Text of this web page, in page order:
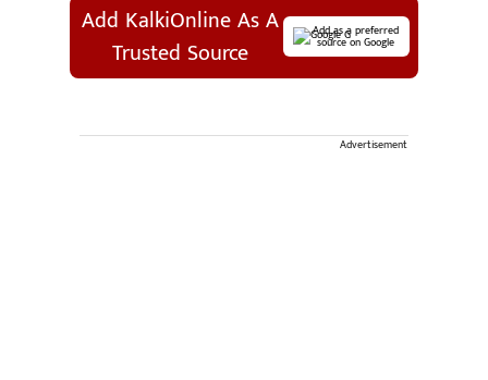
Add KalkiOnline As A
Trusted Source
Add as a preferred
source on Google
Advertisement